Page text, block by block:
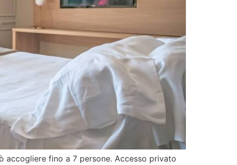
accogliere fino a 7 persone. Accesso privato